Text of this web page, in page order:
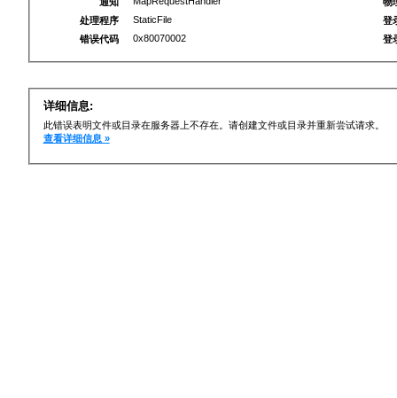
处理程序
StaticFile
错误代码
0x80070002
登
登
详细信息:
此错误表明文件或目录在服务器上不存在。请创建文件或目录并重新尝试请求。
查看详细信息 »